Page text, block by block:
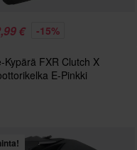
€ -15%
Kypärä FXR Clutch X
E-Pinkki